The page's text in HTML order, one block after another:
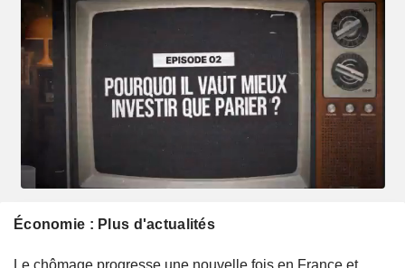
Économie : Plus d'actualités